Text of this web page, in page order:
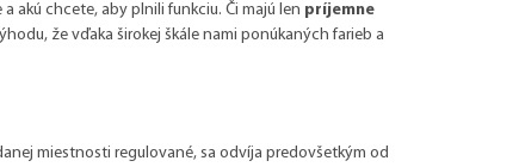
akú chcete, aby plnili funkciu. Či majú len príjemne
že vďaka širokej škále nami ponúkaných farieb a
miestnosti regulované, sa odvíja predovšetkým od